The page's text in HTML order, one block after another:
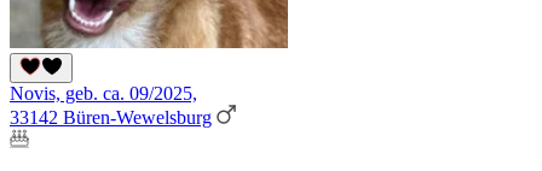
Novis, geb. ca. 09/2025,
33142 Büren-Wewelsburg